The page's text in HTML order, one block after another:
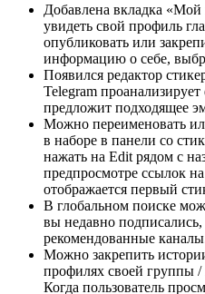
Добавлена вкладка
увидеть свой профиль
опубликовать или
информацию о себе,
Появился редактор
Telegram
предложит подходящее
Можно переименовать
в наборе в панели со
нажать на Edit рядом с
предпросмотре ссылок
отображается первый
В глобальном поиске
вы недавно подписались,
рекомендованные
Можно закрепить
профилях своей группы /
Когда пользователь